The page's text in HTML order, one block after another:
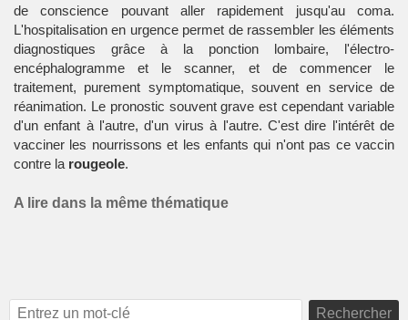
de conscience pouvant aller rapidement jusqu'au coma.
L'hospitalisation en urgence permet de rassembler les éléments
diagnostiques grâce à la ponction lombaire, l'électro-
encéphalogramme et le scanner, et de commencer le
traitement, purement symptomatique, souvent en service de
réanimation. Le pronostic souvent grave est cependant variable
d'un enfant à l'autre, d'un virus à l'autre. C'est dire l'intérêt de
vacciner les nourrissons et les enfants qui n'ont pas ce vaccin
contre la rougeole.
A lire dans la même thématique
Rechercher